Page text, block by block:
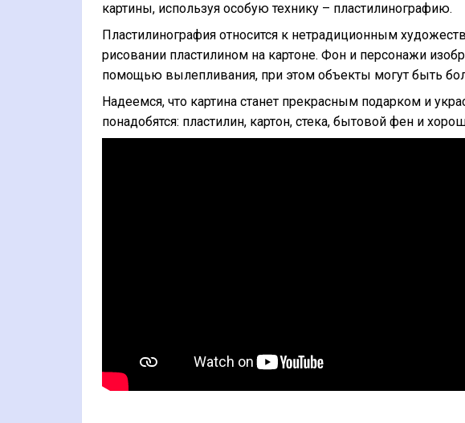
картины, используя особую технику – пластилинографию.
Пластилинография относится к нетрадиционным
рисовании пластилином на картоне. Фон и персонажи
помощью вылепливания, при этом объекты могут быть
Надеемся, что картина станет прекрасным подарком и
понадобятся: пластилин, картон, стека, бытовой фен и